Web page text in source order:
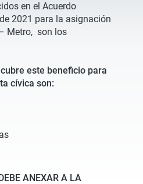
en el Acuerdo
2021 para la asignación
Metro, son los
este beneficio para
cívica son:
ANEXAR A LA